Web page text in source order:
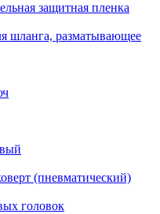
защитная пленка
шланга, разматывающее
(пневматический)
головок